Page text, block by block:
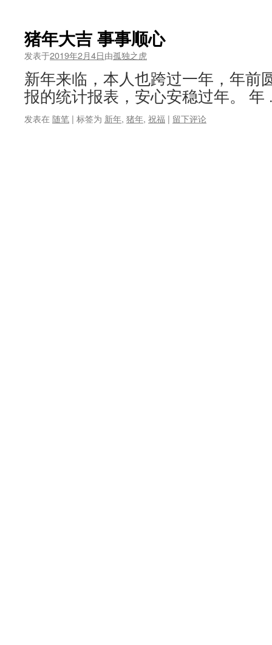
猪年大吉 事事顺心
发表于2019年2月4日由孤独之虎
新年来临，本人也跨过一年，年前
报的统计报表，安心安稳过年。
发表在 随笔 | 标签为 新年, 猪年, 祝福 | 留下评论